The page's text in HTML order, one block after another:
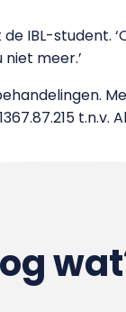
IBL-student.
meer.’
t.n.v.